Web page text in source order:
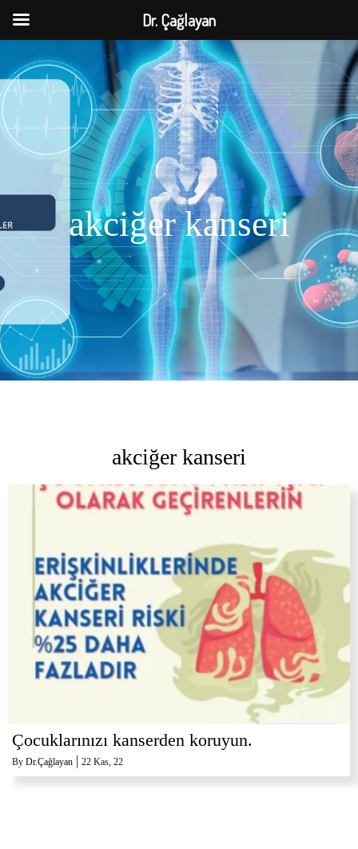
akciğer kanseri
akciğer kanseri
Çocuklarınızı kanserden koruyun.
By Dr.Çağlayan | 22 Kas, 22
Dr. Çağlayan